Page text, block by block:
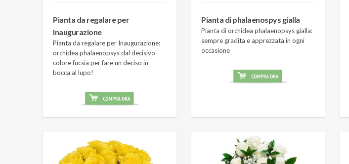
Pianta da regalare per
Inaugurazione
Pianta da regalare per Inaugurazione:
orchidea phalaenopsys dal decisivo
colore fucsia per fare un deciso in
bocca al lupo!
Pianta di phalaenospys gialla
Pianta di orchidea phalaenopsys gialla:
sempre gradita e apprezzata in ogni
occasione